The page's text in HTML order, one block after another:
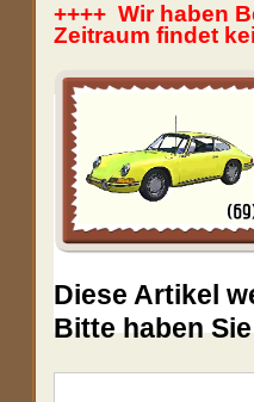
++++ Wir haben
Zeitraum findet
Diese Artikel
Bitte haben